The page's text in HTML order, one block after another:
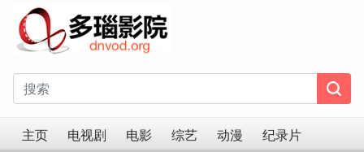
主页 电视剧 电影 综艺 动漫 纪录片